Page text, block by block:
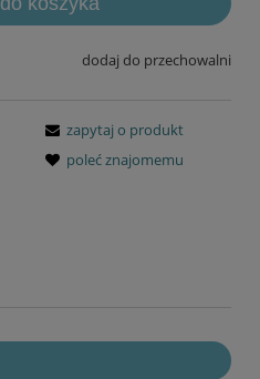
dodaj do przechowalni
zapytaj o produkt
poleć znajomemu